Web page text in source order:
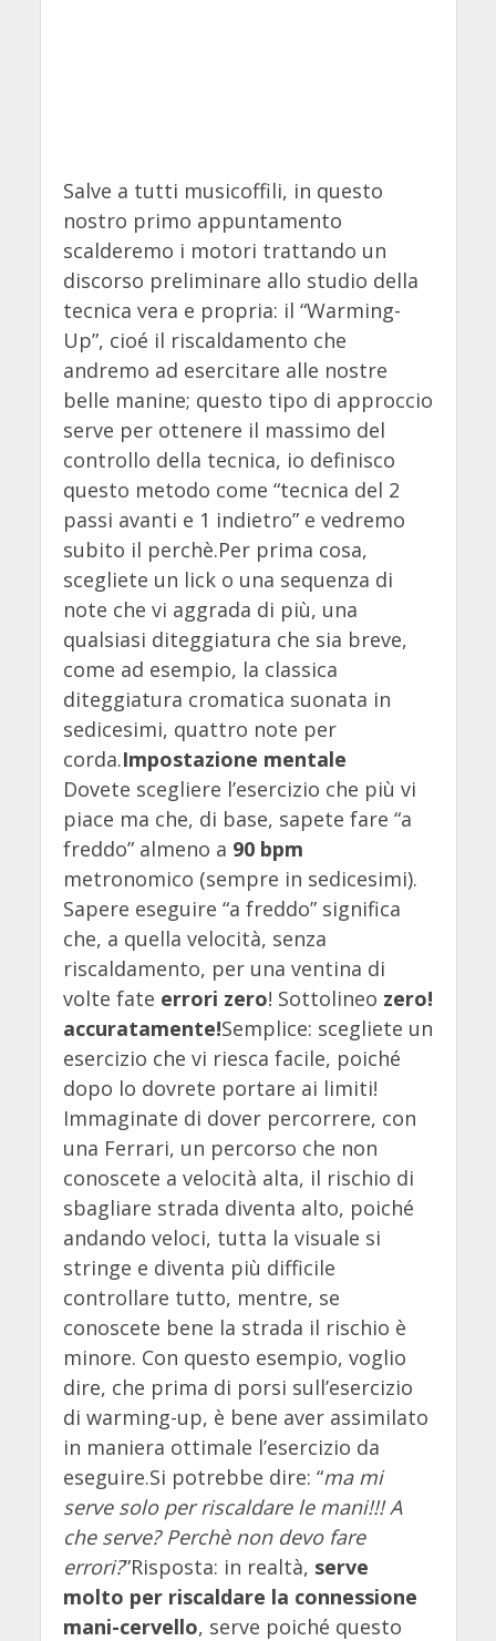
Salve a tutti musicoffili, in questo
nostro primo appuntamento
scalderemo i motori trattando un
discorso preliminare allo studio della
tecnica vera e propria: il “Warming-
Up”, cioé il riscaldamento che
andremo ad esercitare alle nostre
belle manine; questo tipo di approccio
serve per ottenere il massimo del
controllo della tecnica, io definisco
questo metodo come “tecnica del 2
passi avanti e 1 indietro” e vedremo
subito il perchè.Per prima cosa,
scegliete un lick o una sequenza di
note che vi aggrada di più, una
qualsiasi diteggiatura che sia breve,
come ad esempio, la classica
diteggiatura cromatica suonata in
sedicesimi, quattro note per
corda.Impostazione mentale
Dovete scegliere l’esercizio che più vi
piace ma che, di base, sapete fare “a
freddo” almeno a 90 bpm
metronomico (sempre in sedicesimi).
Sapere eseguire “a freddo” significa
che, a quella velocità, senza
riscaldamento, per una ventina di
volte fate errori zero! Sottolineo zero!
accuratamente!Semplice: scegliete un
esercizio che vi riesca facile, poiché
dopo lo dovrete portare ai limiti!
Immaginate di dover percorrere, con
una Ferrari, un percorso che non
conoscete a velocità alta, il rischio di
sbagliare strada diventa alto, poiché
andando veloci, tutta la visuale si
stringe e diventa più difficile
controllare tutto, mentre, se
conoscete bene la strada il rischio è
minore. Con questo esempio, voglio
dire, che prima di porsi sull’esercizio
di warming-up, è bene aver assimilato
in maniera ottimale l’esercizio da
eseguire.Si potrebbe dire: “ma mi
serve solo per riscaldare le mani!!! A
che serve? Perchè non devo fare
errori?”Risposta: in realtà, serve
molto per riscaldare la connessione
mani-cervello, serve poiché questo